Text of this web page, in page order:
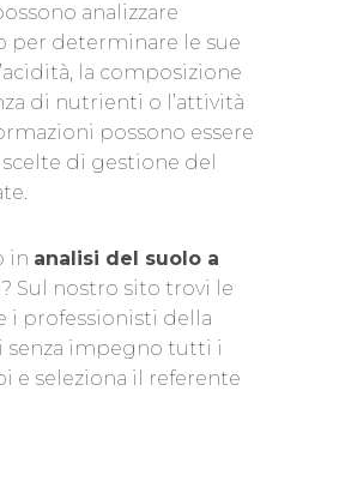
analizzare
per determinare le sue
la composizione
di nutrienti o l’attività
possono essere
di gestione del
in analisi del suolo a
? Sul nostro sito trovi le
i professionisti della
senza impegno tutti i
e seleziona il referente